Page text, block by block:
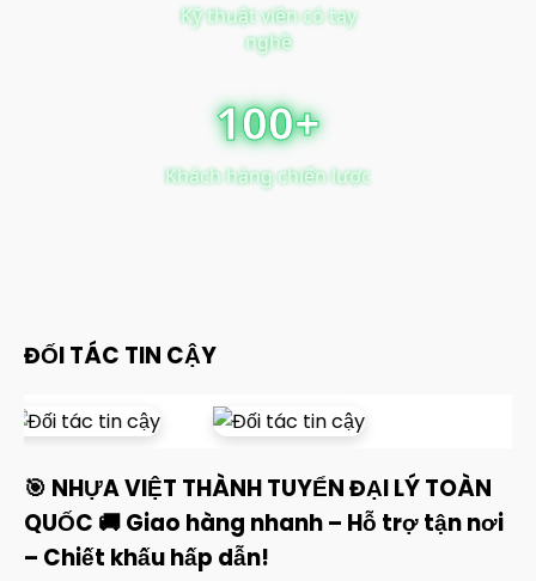
Kỹ thuật viên có tay
nghề
100+
Khách hàng chiến lược
ĐỐI TÁC TIN CẬY
🎯 NHỰA VIỆT THÀNH TUYỂN ĐẠI LÝ TOÀN
QUỐC 🚚 Giao hàng nhanh – Hỗ trợ tận nơi
– Chiết khấu hấp dẫn!